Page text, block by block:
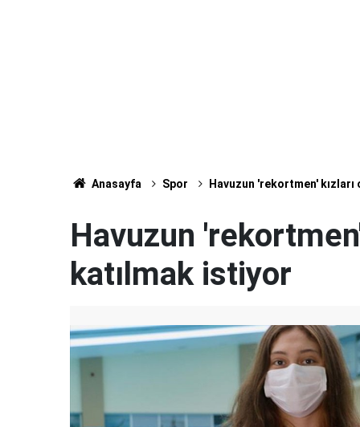
Anasayfa Spor Havuzun 'rekortmen'
Havuzun
katılmak istiyor